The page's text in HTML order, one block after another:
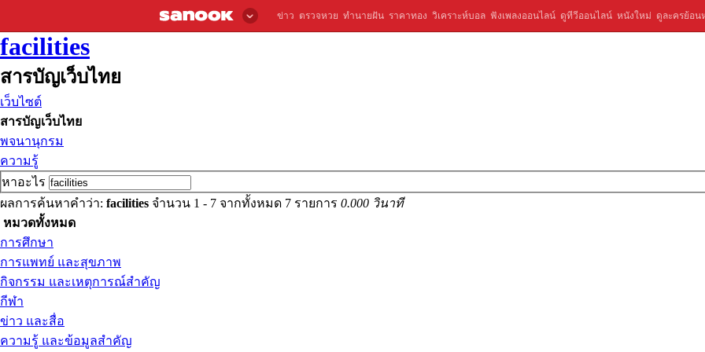
ข่าว ตรวจหวย ทำนายฝัน ราคาทอง วิเคราะห์บอล ฟังเพลงออนไลน์ ดูทีวีออนไลน์ หนังใหม่ ดูละครย้อน
facilities
สารบัญเว็บไทย
เว็บไซต์
สารบัญเว็บไทย
พจนานุกรม
ความรู้
หาอะไร
ผลการค้นหาคำว่า: facilities จำนวน 1 - 7 จากทั้งหมด 7 รายการ 0.000 วินาที
หมวดทั้งหมด
การศึกษา
การแพทย์ และสุขภาพ
กิจกรรม และเหตุการณ์สำคัญ
กีฬา
ข่าว และสื่อ
ความรู้ และข้อมูลสำคัญ